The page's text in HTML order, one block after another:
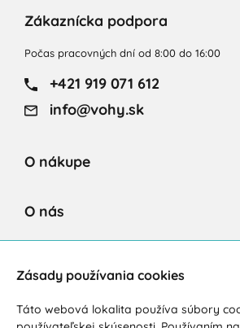
Zákaznícka podpora
Počas pracovných dní od 8:00 do 16:00
+421 919 071 612
info@vohy.sk
O nákupe
O nás
Zásady používania cookies
Táto webová lokalita používa súbory